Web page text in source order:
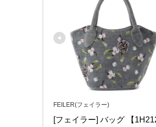
FEILER(フェイラー)
[フェイラー] バッグ 【